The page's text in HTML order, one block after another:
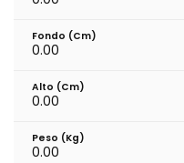
Fondo (cm)
0.00
Alto (cm)
0.00
Peso (kg)
0.00